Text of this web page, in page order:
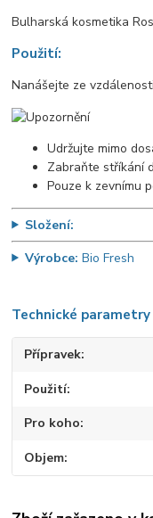
Bulharská kosmetika
Použití:
Nanášejte ze
Udržujte mimo
Zabraňte stříkání
Pouze k zevnímu
Složení:
Výrobce: Bio Fresh
Technické parametry
Přípravek
Použití
Pro koho
Objem